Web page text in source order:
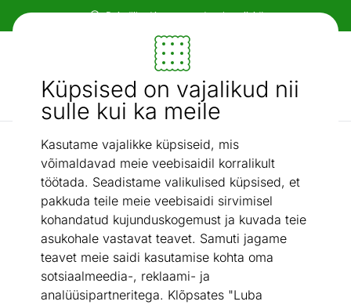
Küpsised on vajalikud nii
sulle kui ka meile
Kasutame vajalikke küpsiseid, mis
võimaldavad meie veebisaidil korralikult
töötada. Seadistame valikulised küpsised, et
pakkuda teile meie veebisaidi sirvimisel
kohandatud kujunduskogemust ja kuvada teie
asukohale vastavat teavet. Samuti jagame
teavet meie saidi kasutamise kohta oma
sotsiaalmeedia-, reklaami- ja
analüüsipartneritega. Klõpsates "Luba
Paindlikud ja mugavad makseviisid!
Mööbel ja sisustus - ON24
Otsi...
AI otsing
Kirjutuslauad / Kirjutuslaud Velutto